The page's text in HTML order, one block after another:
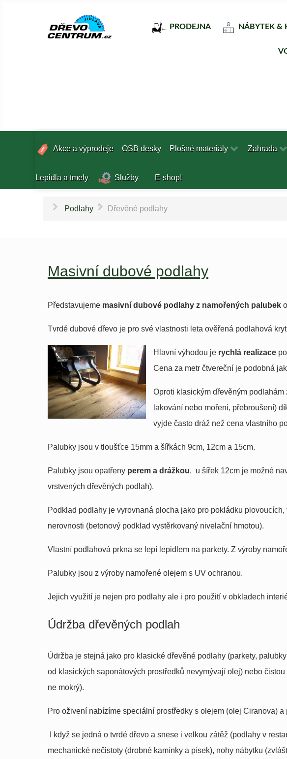
PRODEJNA NÁBYTEK &
Akce a výprodeje OSB desky Plošné materiály Zahrada
Lepidla a tmely Služby E-shop!
Podlahy \ Dřevěné podlahy
Masivní dubové podlahy
Představujeme masivní dubové podlahy z namořených palubek
Tvrdé dubové dřevo je pro své vlastnosti leta ověřená podlahová
Hlavní výhodou je rychlá realizace
Cena za metr čtvereční je podobná
Oproti klasickým dřevěným podlahám
lakování nebo mořeni, přebroušení)
vyjde často dráž než cena vlastního
Palubky jsou v tloušťce 15mm a šířkách 9cm, 12cm a 15cm.
Palubky jsou opatřeny perem a drážkou, u šířek 12cm je možné
vrstvených dřevěných podlah).
Podklad podlahy je vyrovnaná plocha jako pro pokládku
nerovnosti (betonový podklad vystěrkovaný nivelační hmotou).
Vlastní podlahová prkna se lepí lepidlem na parkety. Z výroby
Palubky jsou z výroby namořené olejem s UV ochranou.
Jejich využití je nejen pro podlahy ale i pro použití v obkladech
Údržba dřevěných podlah
Údržba je stejná jako pro klasické dřevěné podlahy (parkety,
od klasických saponátových prostředků nevymývají olej) nebo
ne mokrý).
Pro oživení nabízíme speciální prostředky s olejem (olej Ciranova)
I když se jedná o tvrdé dřevo a snese i velkou zátěž (podlahy v
mechanické nečistoty (drobné kamínky a písek), nohy nábytku